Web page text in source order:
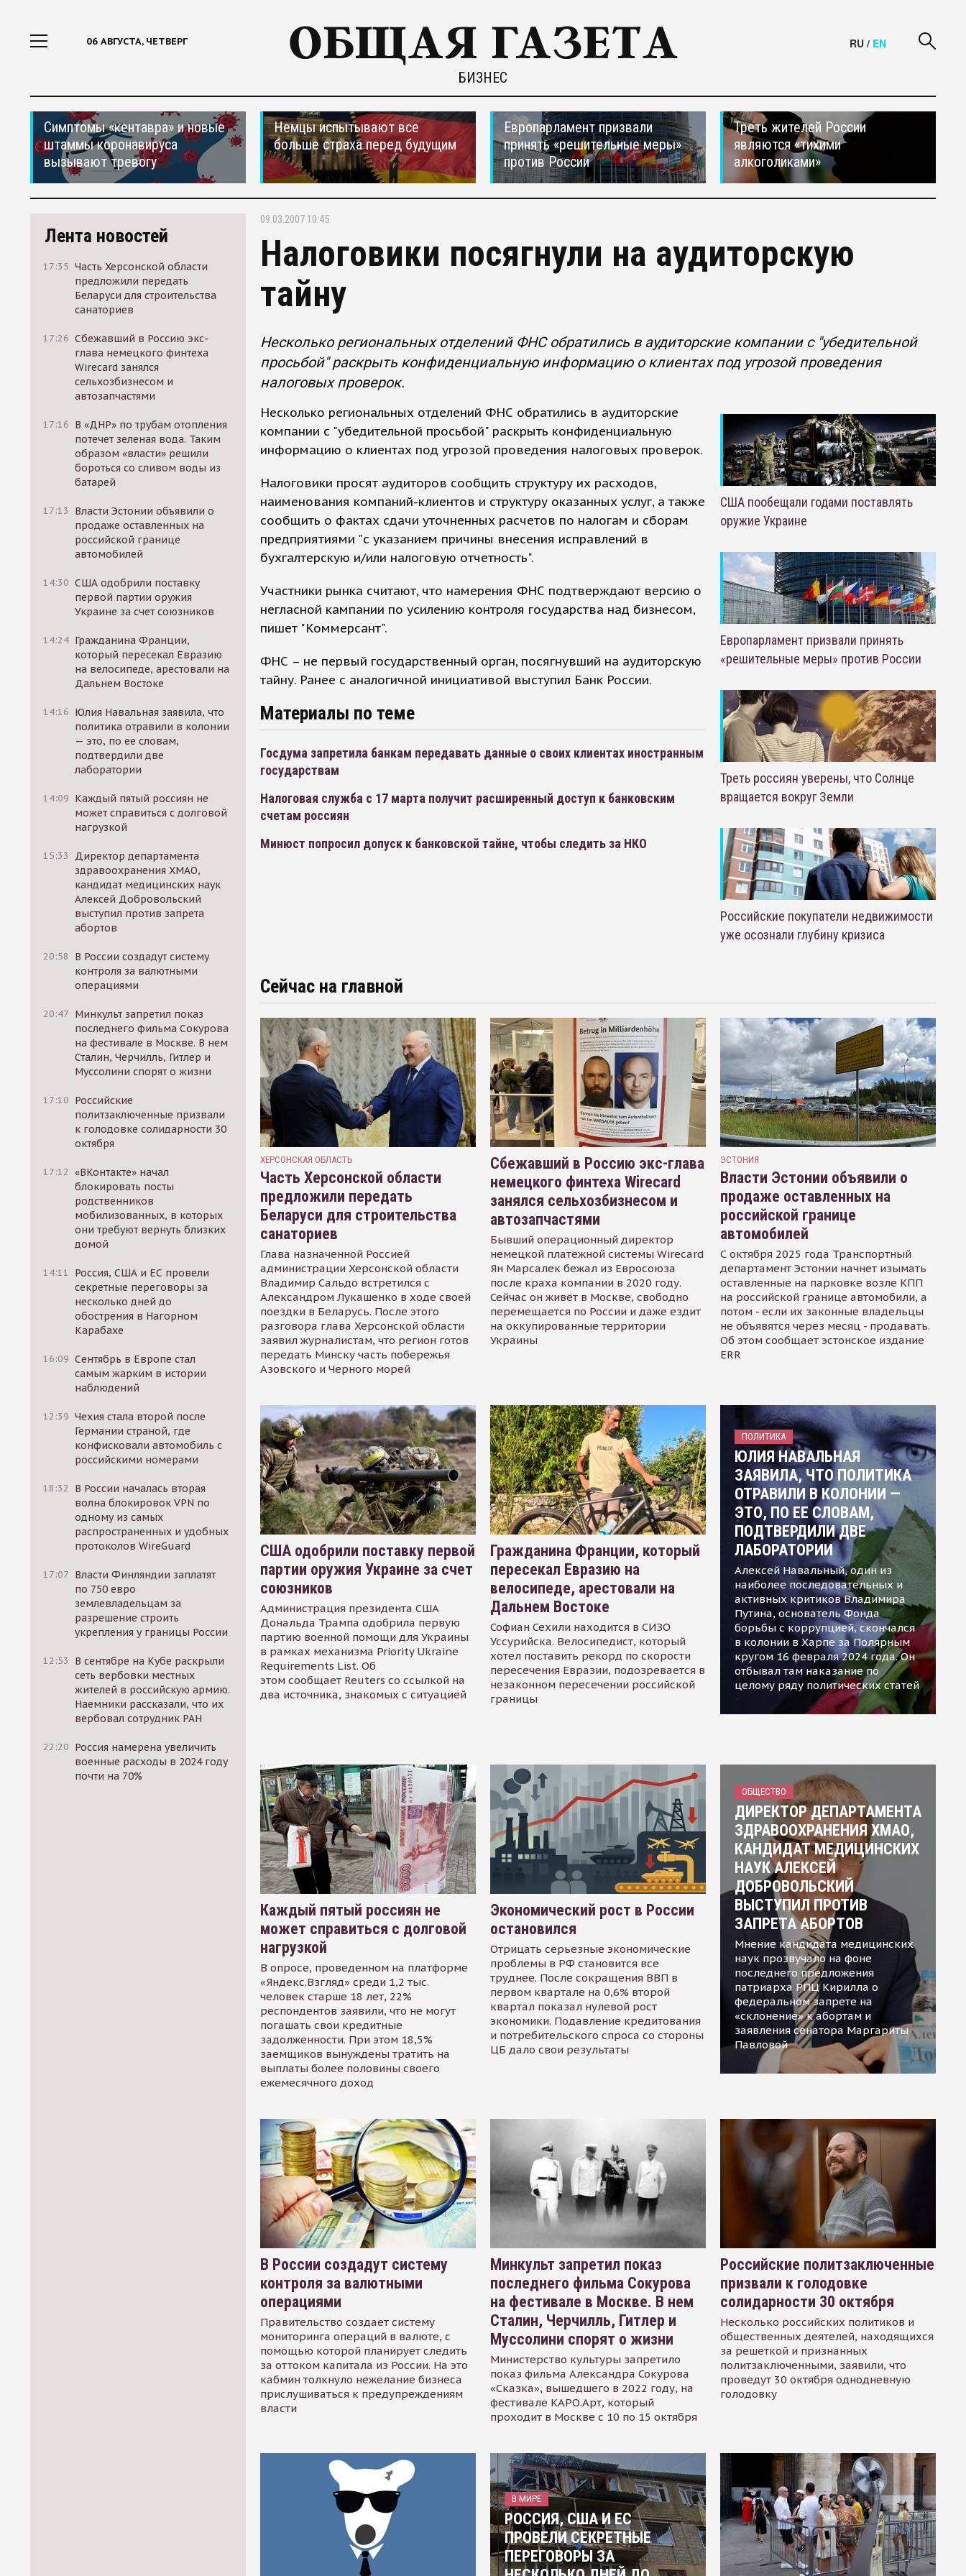
06 АВГУСТА, ЧЕТВЕРГ
БИЗНЕС
RU / EN
Симптомы «кентавра» и новые
штаммы коронавируса
вызывают тревогу
Немцы испытывают все
больше страха перед будущим
Европарламент призвали
принять «решительные меры»
против России
Треть жителей России
являются «тихими
алкоголиками»
Лента новостей
17:35 Часть Херсонской области
предложили передать
Беларуси для строительства
санаториев
17:26 Сбежавший в Россию экс-
глава немецкого финтеха
Wirecard занялся
сельхозбизнесом и
автозапчастями
17:16 В «ДНР» по трубам отопления
потечет зеленая вода. Таким
образом «власти» решили
бороться со сливом воды из
батарей
17:13
Власти Эстонии объявили о
продаже оставленных на
российской границе
автомобилей
14:30 США одобрили поставку
первой партии оружия
Украине за счет союзников
14:24 Гражданина Франции,
который пересекал Евразию
на велосипеде, арестовали на
Дальнем Востоке
14:16 Юлия Навальная заявила, что
политика отравили в колонии
— это, по ее словам,
подтвердили две
лаборатории
14:09 Каждый пятый россиян не
может справиться с долговой
нагрузкой
15:33
Директор департамента
здравоохранения ХМАО,
кандидат медицинских наук
Алексей Добровольский
выступил против запрета
абортов
20:58
В России создадут систему
контроля за валютными
операциями
20:47 Минкульт запретил показ
последнего фильма Сокурова
на фестивале в Москве. В нем
Сталин, Черчилль, Гитлер и
Муссолини спорят о жизни
17:10 Российские
политзаключенные призвали
к голодовке солидарности 30
октября
17:12 «ВКонтакте» начал
блокировать посты
родственников
мобилизованных, в которых
они требуют вернуть близких
домой
14:11
Россия, США и ЕС провели
секретные переговоры за
несколько дней до
обострения в Нагорном
Карабахе
16:09 Сентябрь в Европе стал
самым жарким в истории
наблюдений
12:39 Чехия стала второй после
Германии страной, где
конфисковали автомобиль с
российскими номерами
18:32
В России началась вторая
волна блокировок VPN по
одному из самых
распространенных и удобных
протоколов WireGuard
17:07 Власти Финляндии заплатят
по 750 евро
землевладельцам за
разрешение строить
укрепления у границы России
12:53
В сентябре на Кубе раскрыли
сеть вербовки местных
жителей в российскую армию.
Наемники рассказали, что их
вербовал сотрудник РАН
22:20 Россия намерена увеличить
военные расходы в 2024 году
почти на 70%
09.03.2007 10:45
Налоговики посягнули на аудиторскую
тайну
Несколько региональных отделений ФНС обратились в аудиторские компании с "убедительной
просьбой" раскрыть конфиденциальную информацию о клиентах под угрозой проведения
налоговых проверок.
Несколько региональных отделений ФНС обратились в аудиторские
компании с "убедительной просьбой" раскрыть конфиденциальную
информацию о клиентах под угрозой проведения налоговых проверок.
Налоговики просят аудиторов сообщить структуру их расходов,
наименования компаний-клиентов и структуру оказанных услуг, а также
сообщить о фактах сдачи уточненных расчетов по налогам и сборам
предприятиями "с указанием причины внесения исправлений в
бухгалтерскую и/или налоговую отчетность".
Участники рынка считают, что намерения ФНС подтверждают версию о
негласной кампании по усилению контроля государства над бизнесом,
пишет "Коммерсант".
ФНС – не первый государственный орган, посягнувший на аудиторскую
тайну. Ранее с аналогичной инициативой выступил Банк России.
Материалы по теме
Госдума запретила банкам передавать данные о своих клиентах иностранным
государствам
Налоговая служба с 17 марта получит расширенный доступ к банковским
счетам россиян
Минюст попросил допуск к банковской тайне, чтобы следить за НКО
США пообещали годами поставлять
оружие Украине
Европарламент призвали принять
«решительные меры» против России
Треть россиян уверены, что Солнце
вращается вокруг Земли
Российские покупатели недвижимости
уже осознали глубину кризиса
Сейчас на главной
ХЕРСОНСКАЯ ОБЛАСТЬ
Часть Херсонской области
предложили передать
Беларуси для строительства
санаториев
Глава назначенной Россией
администрации Херсонской области
Владимир Сальдо встретился с
Александром Лукашенко в ходе своей
поездки в Беларусь. После этого
разговора глава Херсонской области
заявил журналистам, что регион готов
передать Минску часть побережья
Азовского и Черного морей
Сбежавший в Россию экс-глава
немецкого финтеха Wirecard
занялся сельхозбизнесом и
автозапчастями
Бывший операционный директор
немецкой платёжной системы Wirecard
Ян Марсалек бежал из Евросоюза
после краха компании в 2020 году.
Сейчас он живёт в Москве, свободно
перемещается по России и даже ездит
на оккупированные территории
Украины
ЭСТОНИЯ
Власти Эстонии объявили о
продаже оставленных на
российской границе
автомобилей
С октября 2025 года Транспортный
департамент Эстонии начнет изымать
оставленные на парковке возле КПП
на российской границе автомобили, а
потом - если их законные владельцы
не объявятся через месяц - продавать.
Об этом сообщает эстонское издание
ERR
США одобрили поставку первой
партии оружия Украине за счет
союзников
Администрация президента США
Дональда Трампа одобрила первую
партию военной помощи для Украины
в рамках механизма Priority Ukraine
Requirements List. Об
этом сообщает Reuters со ссылкой на
два источника, знакомых с ситуацией
Гражданина Франции, который
пересекал Евразию на
велосипеде, арестовали на
Дальнем Востоке
Софиан Сехили находится в СИЗО
Уссурийска. Велосипедист, который
хотел поставить рекорд по скорости
пересечения Евразии, подозревается в
незаконном пересечении российской
границы
ПОЛИТИКА
ЮЛИЯ НАВАЛЬНАЯ
ЗАЯВИЛА, ЧТО ПОЛИТИКА
ОТРАВИЛИ В КОЛОНИИ —
ЭТО, ПО ЕЕ СЛОВАМ,
ПОДТВЕРДИЛИ ДВЕ
ЛАБОРАТОРИИ
Алексей Навальный, один из
наиболее последовательных и
активных критиков Владимира
Путина, основатель Фонда
борьбы с коррупцией, скончался
в колонии в Харпе за Полярным
кругом 16 февраля 2024 года. Он
отбывал там наказание по
целому ряду политических статей
Каждый пятый россиян не
может справиться с долговой
нагрузкой
В опросе, проведенном на платформе
«Яндекс.Взгляд» среди 1,2 тыс.
человек старше 18 лет, 22%
респондентов заявили, что не могут
погашать свои кредитные
задолженности. При этом 18,5%
заемщиков вынуждены тратить на
выплаты более половины своего
ежемесячного доход
Экономический рост в России
остановился
Отрицать серьезные экономические
проблемы в РФ становится все
труднее. После сокращения ВВП в
первом квартале на 0,6% второй
квартал показал нулевой рост
экономики. Подавление кредитования
и потребительского спроса со стороны
ЦБ дало свои результаты
ОБЩЕСТВО
ДИРЕКТОР ДЕПАРТАМЕНТА
ЗДРАВООХРАНЕНИЯ ХМАО,
КАНДИДАТ МЕДИЦИНСКИХ
НАУК АЛЕКСЕЙ
ДОБРОВОЛЬСКИЙ
ВЫСТУПИЛ ПРОТИВ
ЗАПРЕТА АБОРТОВ
Мнение кандидата медицинских
наук прозвучало на фоне
последнего предложения
патриарха РПЦ Кирилла о
федеральном запрете на
«склонение» к абортам и
заявления сенатора Маргариты
Павловой
В России создадут систему
контроля за валютными
операциями
Правительство создает систему
мониторинга операций в валюте, с
помощью которой планирует следить
за оттоком капитала из России. На это
кабмин толкнуло нежелание бизнеса
прислушиваться к предупреждениям
власти
Минкульт запретил показ
последнего фильма Сокурова
на фестивале в Москве. В нем
Сталин, Черчилль, Гитлер и
Муссолини спорят о жизни
Министерство культуры запретило
показ фильма Александра Сокурова
«Сказка», вышедшего в 2022 году, на
фестивале КАРО.Арт, который
проходит в Москве с 10 по 15 октября
Российские политзаключенные
призвали к голодовке
солидарности 30 октября
Несколько российских политиков и
общественных деятелей, находящихся
за решеткой и признанных
политзаключенными, заявили, что
проведут 30 октября однодневную
голодовку
В МИРЕ
РОССИЯ, США И ЕС
ПРОВЕЛИ СЕКРЕТНЫЕ
ПЕРЕГОВОРЫ ЗА